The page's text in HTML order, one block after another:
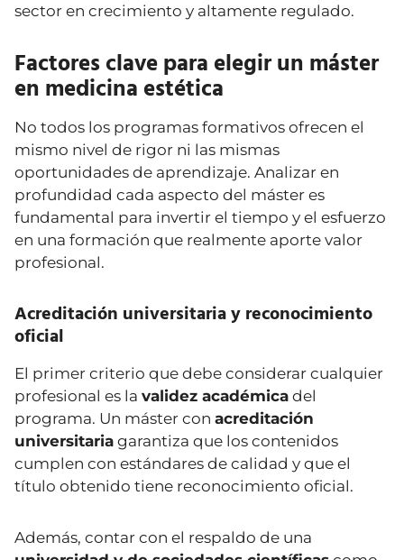
sector en crecimiento y altamente regulado.
Factores clave para elegir un máster
en medicina estética
No todos los programas formativos ofrecen el
mismo nivel de rigor ni las mismas
oportunidades de aprendizaje. Analizar en
profundidad cada aspecto del máster es
fundamental para invertir el tiempo y el esfuerzo
en una formación que realmente aporte valor
profesional.
Acreditación universitaria y reconocimiento
oficial
El primer criterio que debe considerar cualquier
profesional es la validez académica del
programa. Un máster con acreditación
universitaria garantiza que los contenidos
cumplen con estándares de calidad y que el
título obtenido tiene reconocimiento oficial.
Además, contar con el respaldo de una